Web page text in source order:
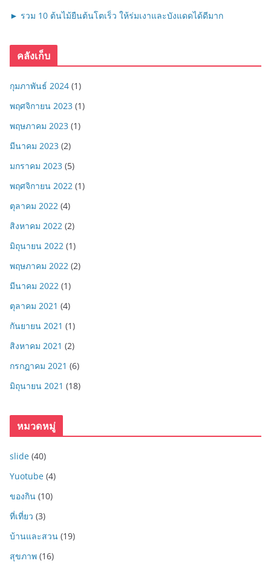
► รวม 10 ต้นไม้ยืนต้นโตเร็ว ให้ร่มเงาและบังแดดได้ดีมาก
คลังเก็บ
กุมภาพันธ์ 2024 (1)
พฤศจิกายน 2023 (1)
พฤษภาคม 2023 (1)
มีนาคม 2023 (2)
มกราคม 2023 (5)
พฤศจิกายน 2022 (1)
ตุลาคม 2022 (4)
สิงหาคม 2022 (2)
มิถุนายน 2022 (1)
พฤษภาคม 2022 (2)
มีนาคม 2022 (1)
ตุลาคม 2021 (4)
กันยายน 2021 (1)
สิงหาคม 2021 (2)
กรกฎาคม 2021 (6)
มิถุนายน 2021 (18)
หมวดหมู่
slide (40)
Yuotube (4)
ของกิน (10)
ที่เที่ยว (3)
บ้านและสวน (19)
สุขภาพ (16)